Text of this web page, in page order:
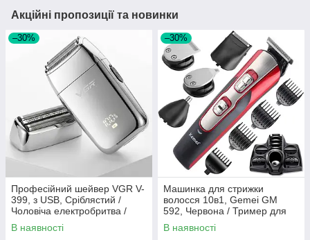
Акційні пропозиції та новинки
–30%
Професійний шейвер VGR V-
399, з USB, Сріблястий /
Чоловіча електробритва /
Портативна акумуляторна
бритва
В наявності
–30%
Машинка для стрижки
волосся 10в1, Gemei GM
592, Червона / Тример для
стрижки вусів, бороди /
Електробритва
В наявності